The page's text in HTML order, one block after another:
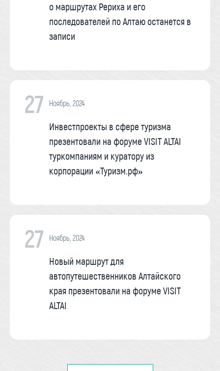
о маршрутах Рериха и его
последователей по Алтаю останется в
записи
27 Ноябрь, 2024
Инвестпроекты в сфере туризма
презентовали на форуме VISIT ALTAI
туркомпаниям и куратору из
корпорации «Туризм.рф»
27 Ноябрь, 2024
Новый маршрут для
автопутешественников Алтайского
края презентовали на форуме VISIT
ALTAI